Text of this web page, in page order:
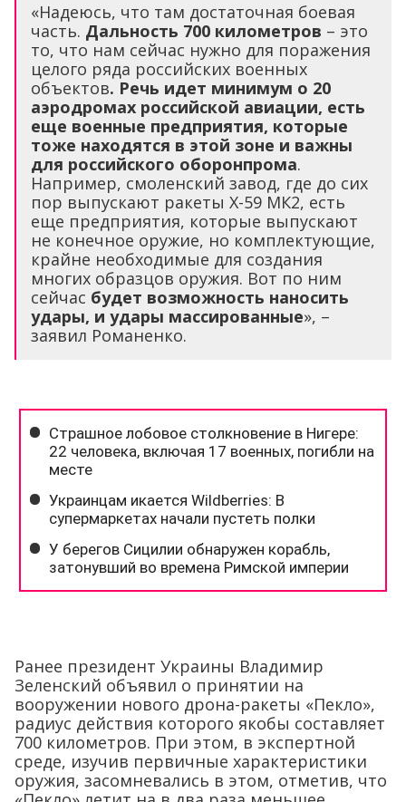
«Надеюсь, что там достаточная боевая
часть. Дальность 700 километров – это
то, что нам сейчас нужно для поражения
целого ряда российских военных
объектов. Речь идет минимум о 20
аэродромах российской авиации, есть
еще военные предприятия, которые
тоже находятся в этой зоне и важны
для российского оборонпрома.
Например, смоленский завод, где до сих
пор выпускают ракеты Х-59 МК2, есть
еще предприятия, которые выпускают
не конечное оружие, но комплектующие,
крайне необходимые для создания
многих образцов оружия. Вот по ним
сейчас будет возможность наносить
удары, и удары массированные», –
заявил Романенко.
Ранее президент Украины Владимир
Зеленский объявил о принятии на
вооружении нового дрона-ракеты «Пекло»,
радиус действия которого якобы составляет
700 километров. При этом, в экспертной
среде, изучив первичные характеристики
оружия, засомневались в этом, отметив, что